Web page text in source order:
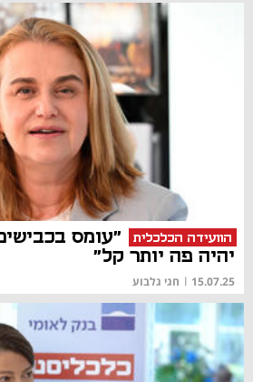
הוועידה הכלכלית
"עומס
יהיה פה יותר קל"
15.07.25
| חגי גלבוע